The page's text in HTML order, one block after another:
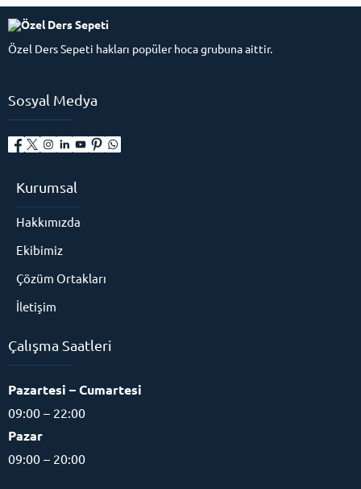
Özel Ders Sepeti hakları popüler hoca grubuna aittir.
Sosyal Medya
Kurumsal
Hakkımızda
Ekibimiz
Çözüm Ortakları
İletişim
Çalışma Saatleri
Pazartesi – Cumartesi
09:00 – 22:00
Pazar
09:00 – 20:00